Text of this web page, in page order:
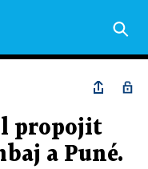
propojit
a Puné.